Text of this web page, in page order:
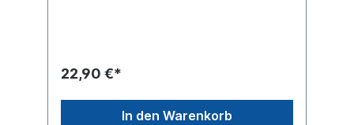
22,90 €*
In den Warenkorb